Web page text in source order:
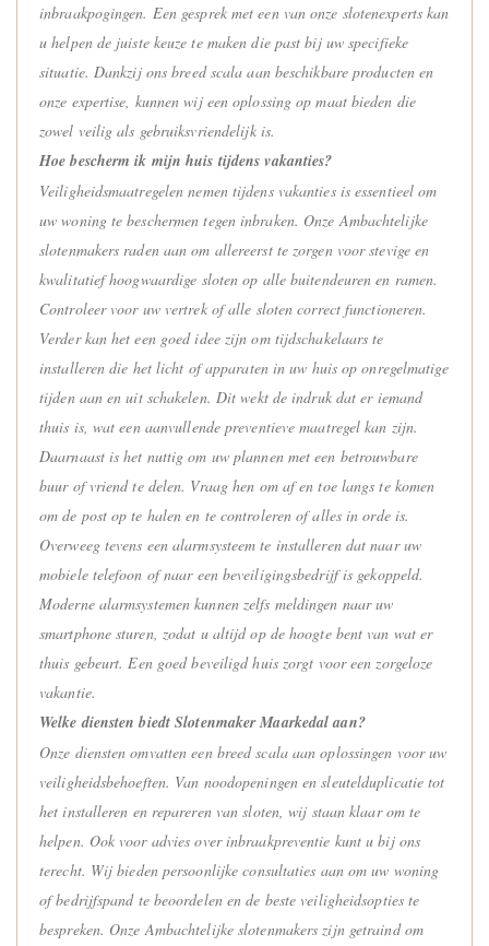
inbraakpogingen. Een gesprek met een van onze slotenexperts kan
u helpen de juiste keuze te maken die past bij uw specifieke
situatie. Dankzij ons breed scala aan beschikbare producten en
onze expertise, kunnen wij een oplossing op maat bieden die
zowel veilig als gebruiksvriendelijk is.
Hoe bescherm ik mijn huis tijdens vakanties?
Veiligheidsmaatregelen nemen tijdens vakanties is essentieel om
uw woning te beschermen tegen inbraken. Onze Ambachtelijke
slotenmakers raden aan om allereerst te zorgen voor stevige en
kwalitatief hoogwaardige sloten op alle buitendeuren en ramen.
Controleer voor uw vertrek of alle sloten correct functioneren.
Verder kan het een goed idee zijn om tijdschakelaars te
installeren die het licht of apparaten in uw huis op onregelmatige
tijden aan en uit schakelen. Dit wekt de indruk dat er iemand
thuis is, wat een aanvullende preventieve maatregel kan zijn.
Daarnaast is het nuttig om uw plannen met een betrouwbare
buur of vriend te delen. Vraag hen om af en toe langs te komen
om de post op te halen en te controleren of alles in orde is.
Overweeg tevens een alarmsysteem te installeren dat naar uw
mobiele telefoon of naar een beveiligingsbedrijf is gekoppeld.
Moderne alarmsystemen kunnen zelfs meldingen naar uw
smartphone sturen, zodat u altijd op de hoogte bent van wat er
thuis gebeurt. Een goed beveiligd huis zorgt voor een zorgeloze
vakantie.
Welke diensten biedt Slotenmaker Maarkedal aan?
Onze diensten omvatten een breed scala aan oplossingen voor uw
veiligheidsbehoeften. Van noodopeningen en sleutelduplicatie tot
het installeren en repareren van sloten, wij staan klaar om te
helpen. Ook voor advies over inbraakpreventie kunt u bij ons
terecht. Wij bieden persoonlijke consultaties aan om uw woning
of bedrijfspand te beoordelen en de beste veiligheidsopties te
bespreken. Onze Ambachtelijke slotenmakers zijn getraind om